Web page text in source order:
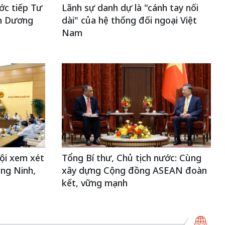
tiếp Tư
Dương
Lãnh sự danh dự là "cánh tay nối
dài" của hệ thống đối ngoại Việt
Nam
xem xét
Ninh,
Tổng Bí thư, Chủ tịch nước: Cùng
xây dựng Cộng đồng ASEAN đoàn
kết, vững mạnh